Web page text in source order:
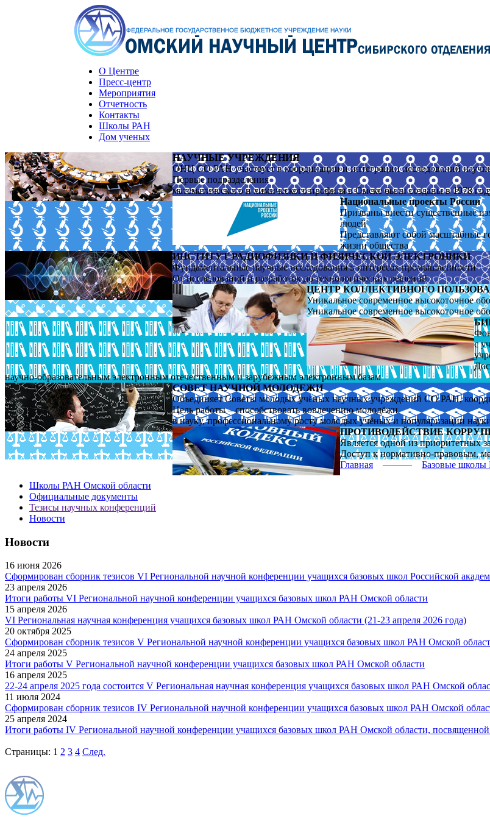
О Центре
Пресс-центр
Мероприятия
Отчетность
Контакты
Школы РАН
Дом ученых
НАУЧНЫЕ УЧРЕЖДЕНИЯ
ОНЦ СО РАН участвует в координации и интеграции исследований
Первые подразделения
математического и химического профиля в Омске были созданы в 1978
Национальные проекты России
Призваны внести существенные
людей
Представляют собой масштабные
жизни общества
ИНСТИТУТ РАДИОФИЗИКИ И ФИЗИЧЕСКОЙ ЭЛЕКТРОНИКИ
Фундаментальные научные исследования в интересах промышленности
От исследований и разработок до технологических решений
ЦЕНТР КОЛЛЕКТИВНОГО
Уникальное современное высокоточное
Уникальное современное высокоточное
с
научно-образовательным электронным отечественным и зарубежным электронным базам
СОВЕТ НАУЧНОЙ МОЛОДЕЖИ
Объединяет Советы молодых учёных научных учреждений СО РАН,
Цель работы – способствовать вовлечению молодёжи
в науку, профессиональному росту молодых учёных и популяризации
ПРОТИВОДЕЙСТВИЕ
Является одной из приоритетных
Доступ к нормативно-правовым,
Главная
——— Базовые школы
Школы РАН Омской области
Официальные документы
Тезисы научных конференций
Новости
Новости
16 июня 2026
Сформирован сборник тезисов VI Региональной научной конференции учащихся базовых школ Российской
23 апреля 2026
Итоги работы VI Региональной научной конференции учащихся базовых школ РАН Омской области
15 апреля 2026
VI Региональная научная конференция учащихся базовых школ РАН Омской области (21-23 апреля 2026 года)
20 октября 2025
Сформирован сборник тезисов V Региональной научной конференции учащихся базовых школ РАН Омской
24 апреля 2025
Итоги работы V Региональной научной конференции учащихся базовых школ РАН Омской области
16 апреля 2025
22-24 апреля 2025 года состоится V Региональная научная конференция учащихся базовых школ РАН Омской
11 июля 2024
Сформирован сборник тезисов IV Региональной научной конференции учащихся базовых школ РАН Омской
25 апреля 2024
Итоги работы IV Региональной научной конференции учащихся базовых школ РАН Омской области,
Страницы: 1 2 3 4 След.